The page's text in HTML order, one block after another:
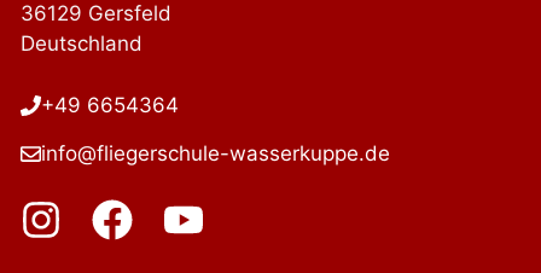
36129 Gersfeld
Deutschland
+49 6654364
info@fliegerschule-wasserkuppe.de